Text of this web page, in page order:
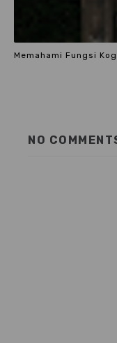
Memahami Fungsi
NO